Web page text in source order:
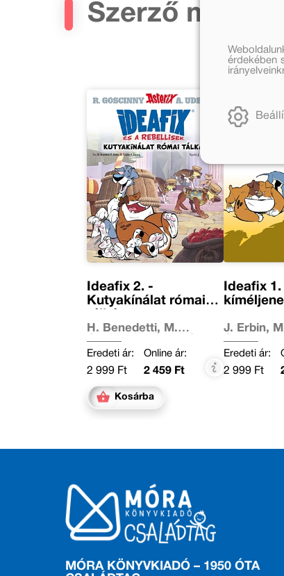
Szerző művei
Ideafix 2. -
Kutyakínálat római
H. Benedetti, M.
Coulon, N. Robin, S.
Lecocq
Eredeti ár:
2 999 Ft
Online ár:
2 459 Ft
Kosárba
Ideafix
J. Erbin,
Coulon
Eredeti ár:
2 999 Ft
MÓRA KÖNYVKIADÓ – 1950 ÓTA
érdekében